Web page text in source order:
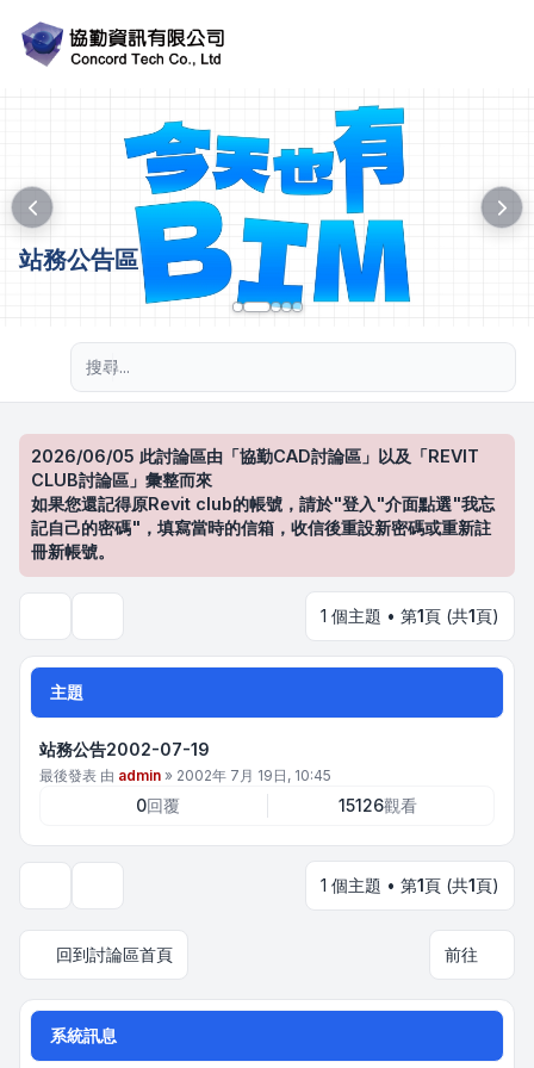
站務公告區
2026/06/05 此討論區由「協勤CAD討論區」以及「REVIT
CLUB討論區」彙整而來
如果您還記得原Revit club的帳號，請於"登入"介面點選"我忘
記自己的密碼"，填寫當時的信箱，收信後重設新密碼或重新註
冊新帳號。
1 個主題 • 第1頁 (共1頁)
主題
站務公告2002-07-19
最後發表 由 admin » 2002年 7月 19日, 10:45
0回覆 15126觀看
1 個主題 • 第1頁 (共1頁)
回到討論區首頁 前往
系統訊息